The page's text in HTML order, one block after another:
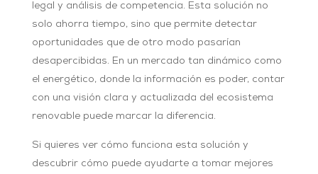
legal y análisis de competencia. Esta solución no
solo ahorra tiempo, sino que permite detectar
oportunidades que de otro modo pasarían
desapercibidas. En un mercado tan dinámico como
el energético, donde la información es poder, contar
con una visión clara y actualizada del ecosistema
renovable puede marcar la diferencia.
Si quieres ver cómo funciona esta solución y
descubrir cómo puede ayudarte a tomar mejores